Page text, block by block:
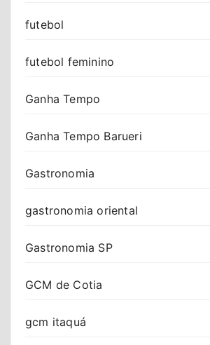
futebol
futebol feminino
Ganha Tempo
Ganha Tempo Barueri
Gastronomia
gastronomia oriental
Gastronomia SP
GCM de Cotia
gcm itaquá